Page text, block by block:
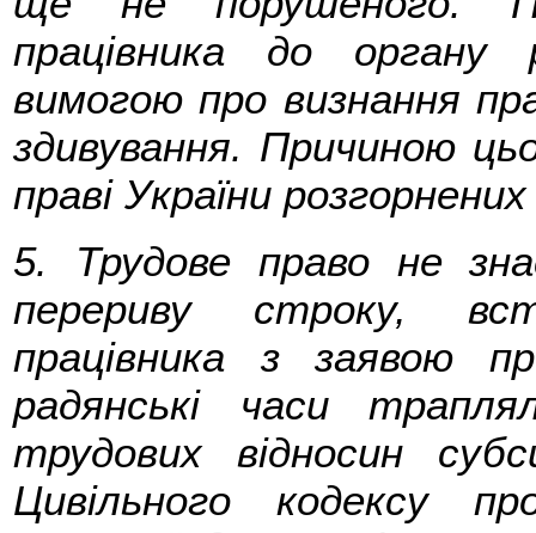
працівника до органу
вимогою про визнання
здивування. Причиною
праві України
5. Трудове право не
перериву строку,
працівника з заявою
радянські часи
трудових відносин
Цивільного кодексу